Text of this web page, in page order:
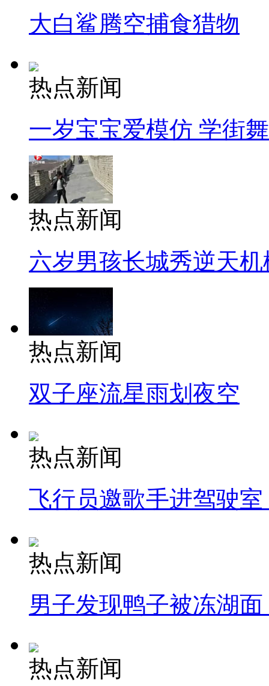
大白鲨腾空捕食猎物
热点新闻
一岁宝宝爱模仿 学街
热点新闻
六岁男孩长城秀逆天机
热点新闻
双子座流星雨划夜空
热点新闻
飞行员邀歌手进驾驶
热点新闻
男子发现鸭子被冻湖
热点新闻